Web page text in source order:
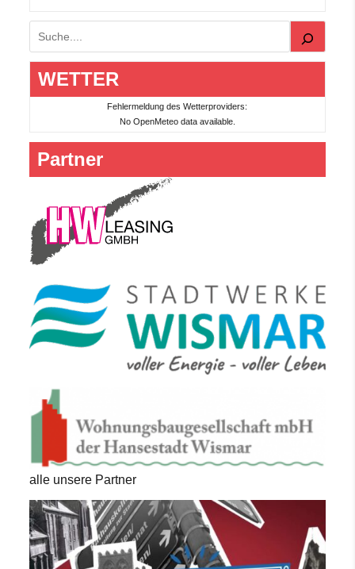
Suchen
WETTER
Fehlermeldung des Wetterproviders:
No OpenMeteo data available.
Partner
alle unsere Partner